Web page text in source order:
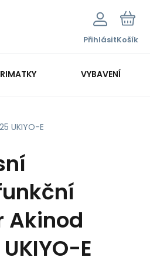
PřihlásitKošík
VYBAVENÍ
UKIYO-E
Akinod
E